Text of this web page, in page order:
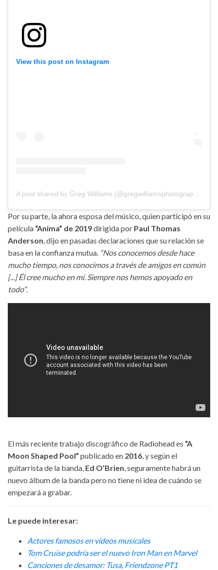
View this post on Instagram
Por su parte, la ahora esposa del músico, quien participó en su
película “Anima” de 2019dirigida por Paul Thomas
Anderson , dijo en pasadas declaraciones que su relación se
basa en la confianza mutua. “Nos conocemos desde hace
mucho tiempo, nos conocimos a través de amigos en común
[...] Él cree mucho en mí. Siempre nos hemos apoyado en
todo”.
El más reciente trabajo discográfico de Radiohead es “A
Moon Shaped Pool” publicado en 2016 , y según el
guitarrista de la banda, Ed O’Brien , seguramente habrá un
nuevo álbum de la banda pero no tiene ni idea de cuándo se
empezará a grabar.
Le puede interesar:
Actores famosos en videos musicales
Tom Cruise podría ser el nuevo Iron Man en Marvel
Canciones de desamor: Tusa, Friendzone PT1